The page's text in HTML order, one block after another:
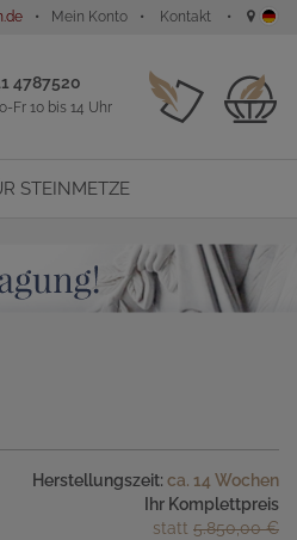
Mein Konto Kontakt
4787520
Fr 10 bis 14 Uhr
STEINMETZE
Herstellungszeit: ca. 14 Wochen
Ihr Komplettpreis
statt 5.850,00 €